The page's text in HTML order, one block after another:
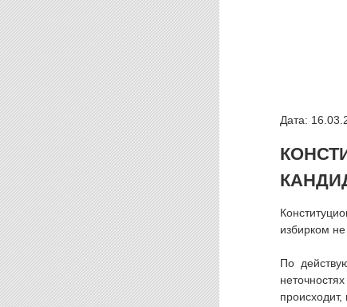
Дата:
избирком
По